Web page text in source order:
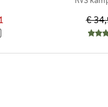
prijs
)
€